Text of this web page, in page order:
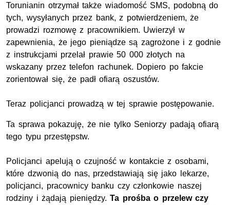
Torunianin otrzymał także wiadomość SMS, podobną do
tych, wysyłanych przez bank, z potwierdzeniem, że
prowadzi rozmowę z pracownikiem. Uwierzył w
zapewnienia, że jego pieniądze są zagrożone i z godnie
z instrukcjami przelał prawie 50 000 złotych na
wskazany przez telefon rachunek. Dopiero po fakcie
zorientował się, że padł ofiarą oszustów.
Teraz policjanci prowadzą w tej sprawie postępowanie.
Ta sprawa pokazuję, że nie tylko Seniorzy padają ofiarą
tego typu przestępstw.
Policjanci apelują o czujność w kontakcie z osobami,
które dzwonią do nas, przedstawiają się jako lekarze,
policjanci, pracownicy banku czy członkowie naszej
rodziny i żądają pieniędzy.Ta prośba o przelew czy